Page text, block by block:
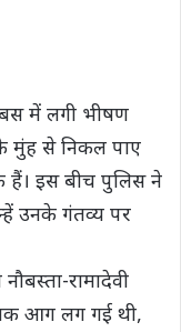
में लगी भीषण
मुंह से निकल पाए
हैं। इस बीच पुलिस ने
उनके गंतव्य पर
रामादेवी
आग लग गई थी,